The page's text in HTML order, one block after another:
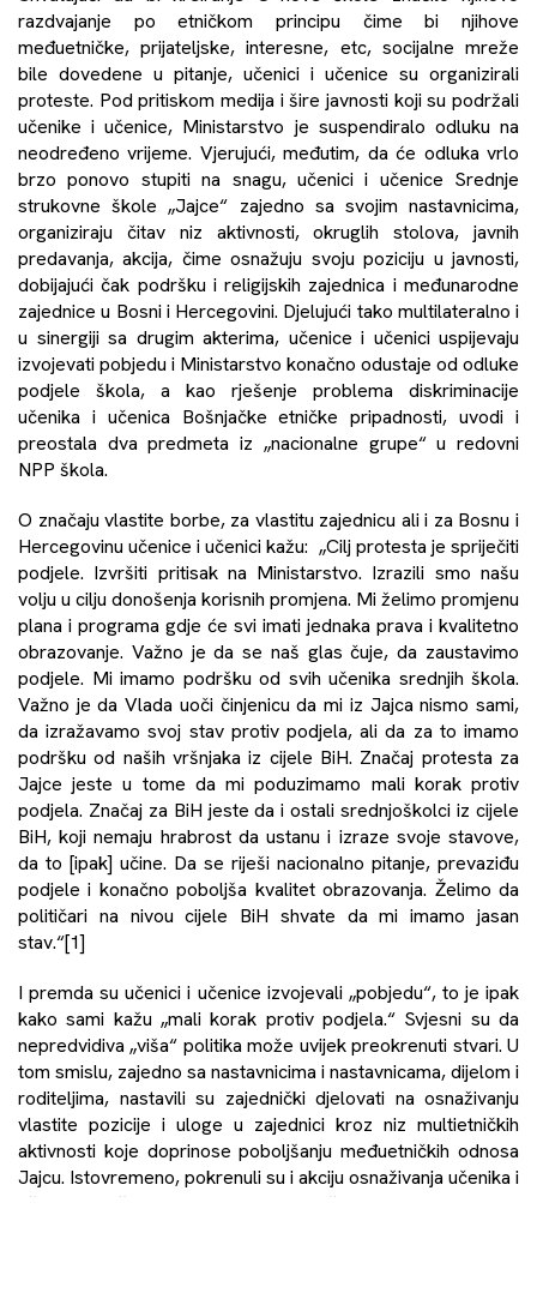
razdvajanje po etničkom principu čime bi njihove
međuetničke, prijateljske, interesne, etc, socijalne mreže
bile dovedene u pitanje, učenici i učenice su organizirali
proteste. Pod pritiskom medija i šire javnosti koji su podržali
učenike i učenice, Ministarstvo je suspendiralo odluku na
neodređeno vrijeme. Vjerujući, međutim, da će odluka vrlo
brzo ponovo stupiti na snagu, učenici i učenice Srednje
strukovne škole „Jajce“ zajedno sa svojim nastavnicima,
organiziraju čitav niz aktivnosti, okruglih stolova, javnih
predavanja, akcija, čime osnažuju svoju poziciju u javnosti,
dobijajući čak podršku i religijskih zajednica i međunarodne
zajednice u Bosni i Hercegovini. Djelujući tako multilateralno i
u sinergiji sa drugim akterima, učenice i učenici uspijevaju
izvojevati pobjedu i Ministarstvo konačno odustaje od odluke
podjele škola, a kao rješenje problema diskriminacije
učenika i učenica Bošnjačke etničke pripadnosti, uvodi i
preostala dva predmeta iz „nacionalne grupe“ u redovni
NPP škola.
O značaju vlastite borbe, za vlastitu zajednicu ali i za Bosnu i
Hercegovinu učenice i učenici kažu: „Cilj protesta je spriječiti
podjele. Izvršiti pritisak na Ministarstvo. Izrazili smo našu
volju u cilju donošenja korisnih promjena. Mi želimo promjenu
plana i programa gdje će svi imati jednaka prava i kvalitetno
obrazovanje. Važno je da se naš glas čuje, da zaustavimo
podjele. Mi imamo podršku od svih učenika srednjih škola.
Važno je da Vlada uoči činjenicu da mi iz Jajca nismo sami,
da izražavamo svoj stav protiv podjela, ali da za to imamo
podršku od naših vršnjaka iz cijele BiH. Značaj protesta za
Jajce jeste u tome da mi poduzimamo mali korak protiv
podjela. Značaj za BiH jeste da i ostali srednjoškolci iz cijele
BiH, koji nemaju hrabrost da ustanu i izraze svoje stavove,
da to [ipak] učine. Da se riješi nacionalno pitanje, prevaziđu
podjele i konačno poboljša kvalitet obrazovanja. Želimo da
političari na nivou cijele BiH shvate da mi imamo jasan
stav.“[1]
I premda su učenici i učenice izvojevali „pobjedu“, to je ipak
kako sami kažu „mali korak protiv podjela.“ Svjesni su da
nepredvidiva „viša“ politika može uvijek preokrenuti stvari. U
tom smislu, zajedno sa nastavnicima i nastavnicama, dijelom i
roditeljima, nastavili su zajednički djelovati na osnaživanju
vlastite pozicije i uloge u zajednici kroz niz multietničkih
aktivnosti koje doprinose poboljšanju međuetničkih odnosa
Jajcu. Istovremeno, pokrenuli su i akciju osnaživanja učenika i
učenica etnički podijeljenih osnovnih škola, i to kroz rad na